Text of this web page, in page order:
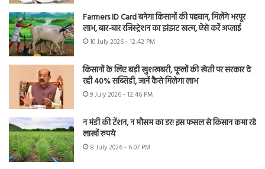
Farmers ID Card बनेगा किसानों की पहचान, मिलेंगे भरपूर
लाभ, बार-बार रजिस्ट्रेशन का झंझट खत्म, ऐसे करें अप्लाई
10 July 2026 - 12:42 PM
किसानों के लिए बड़ी खुशखबरी, फूलों की खेती पर सरकार दे
रही 40% सब्सिडी, जानें कैसे मिलेगा लाभ
9 July 2026 - 12:46 PM
न मंडी की टेंशन, न मौसम का डर! इस फसल से किसान कमा रहे
लाखों रुपये
8 July 2026 - 6:07 PM